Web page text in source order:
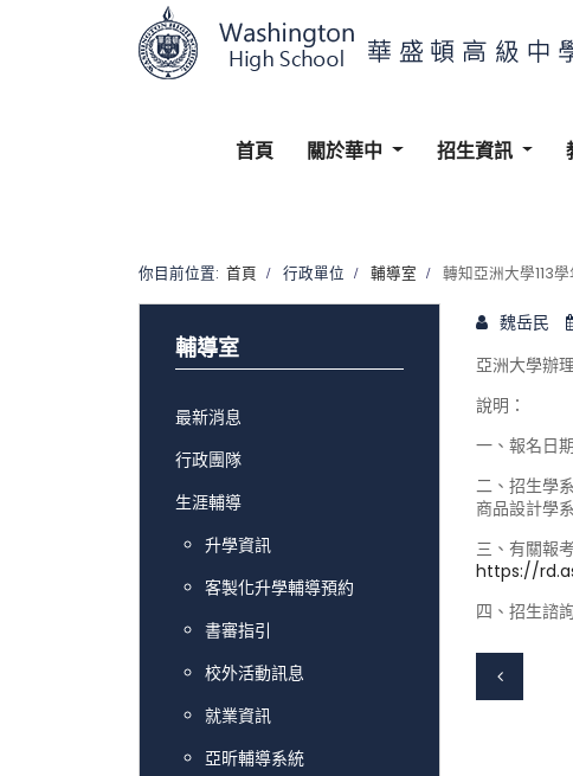
首頁 關於華中 招生資訊
你目前位置: 首頁 行政單位 輔導室 轉知亞洲大學113
魏岳民
亞洲大學辦
說明：
一、報名日
二、招生學
商品設計學
三、有關報
https://
四、招生諮
輔導室
最新消息
行政團隊
生涯輔導
升學資訊
客製化升學輔導預約
書審指引
校外活動訊息
就業資訊
亞昕輔導系統